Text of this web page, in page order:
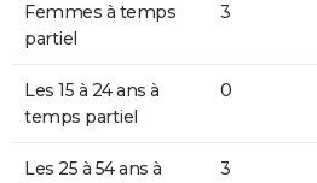
Femmes à temps
partiel
3
Les 15 à 24 ans à
temps partiel
0
Les 25 à 54 ans à
3